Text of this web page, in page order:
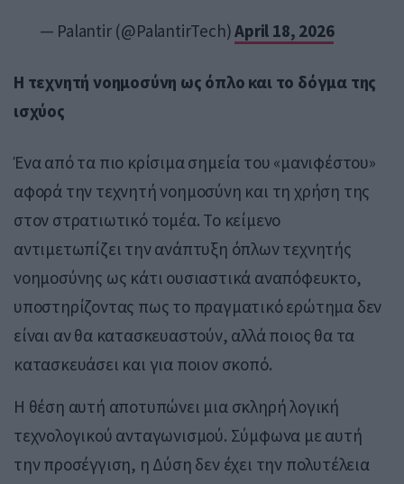
— Palantir (@PalantirTech)April 18, 2026
Η τεχνητή νοημοσύνη ως όπλο και το δόγμα της
ισχύος
Ένα από τα πιο κρίσιμα σημεία του «μανιφέστου»
αφορά την τεχνητή νοημοσύνη και τη χρήση της
στον στρατιωτικό τομέα. Το κείμενο
αντιμετωπίζει την ανάπτυξη όπλων τεχνητής
νοημοσύνης ως κάτι ουσιαστικά αναπόφευκτο,
υποστηρίζοντας πως το πραγματικό ερώτημα δεν
είναι αν θα κατασκευαστούν, αλλά ποιος θα τα
κατασκευάσει και για ποιον σκοπό.
Η θέση αυτή αποτυπώνει μια σκληρή λογική
τεχνολογικού ανταγωνισμού. Σύμφωνα με αυτή
την προσέγγιση, η Δύση δεν έχει την πολυτέλεια